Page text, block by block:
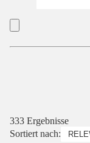
333 Ergebnisse
Sortiert nach: